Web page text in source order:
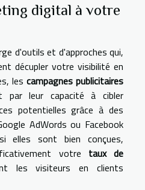
digital à votre
d'outils et d'approches qui,
décupler votre visibilité en
les campagnes publicitaires
par leur capacité à cibler
potentielles grâce à des
AdWords ou Facebook
elles sont bien conçues,
votre taux de
les visiteurs en clients